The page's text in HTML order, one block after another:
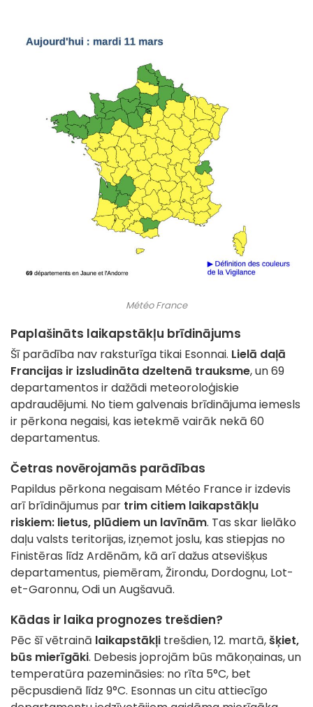
Météo France
Paplašināts laikapstākļu brīdinājums
Šī parādība nav raksturīga tikai Esonnai. Lielā daļā
Francijas ir izsludināta dzeltenā trauksme, un 69
departamentos ir dažādi meteoroloģiskie
apdraudējumi. No tiem galvenais brīdinājuma iemesls
ir pērkona negaisi, kas ietekmē vairāk nekā 60
departamentus.
Četras novērojamās parādības
Papildus pērkona negaisam Météo France ir izdevis
arī brīdinājumus par trim citiem laikapstākļu
riskiem: lietus, plūdiem un lavīnām. Tas skar lielāko
daļu valsts teritorijas, izņemot joslu, kas stiepjas no
Finistēras līdz Ardēnām, kā arī dažus atsevišķus
departamentus, piemēram, Žirondu, Dordognu, Lot-
et-Garonnu, Odi un Augšavuā.
Kādas ir laika prognozes trešdien?
Pēc šī vētrainā laikapstākļi trešdien, 12. martā,šķiet,
būs mierīgāki. Debesis joprojām būs mākoņainas, un
temperatūra pazemināsies: no rīta 5°C, bet
pēcpusdienā līdz 9°C. Esonnas un citu attiecīgo